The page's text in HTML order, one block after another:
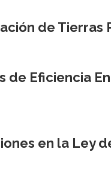
de Tierras
de Eficiencia
en la Ley